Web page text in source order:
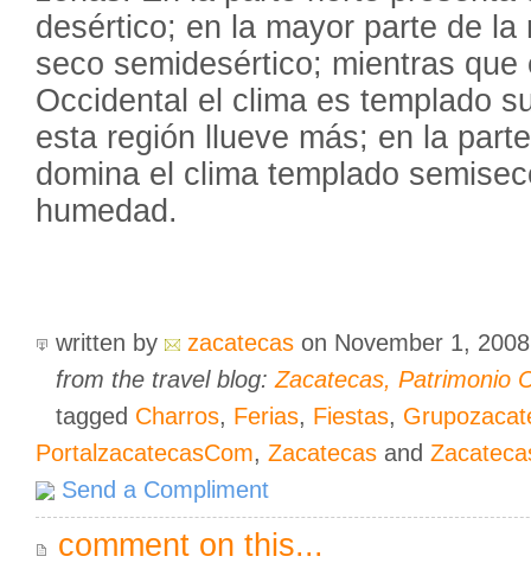
desértico; en la mayor parte de la
seco semidesértico; mientras que
Occidental el clima es templado
esta región llueve más; en la
domina el clima templado
humedad.
written by zacatecas on November 1,
from the travel blog: Zacatecas, Patrimonio
tagged Charros, Ferias, Fiestas,
PortalzacatecasCom, Zacatecas and
Send a Compliment
comment on this...